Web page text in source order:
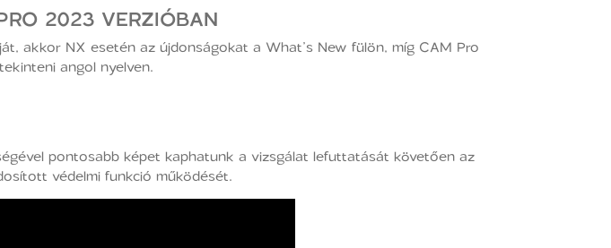
2023 VERZIÓBAN
akkor NX esetén az újdonságokat a What’s New fülön, míg CAM Pro
angol nyelven.
pontosabb képet kaphatunk a vizsgálat lefuttatását követően az
védelmi funkció működését.